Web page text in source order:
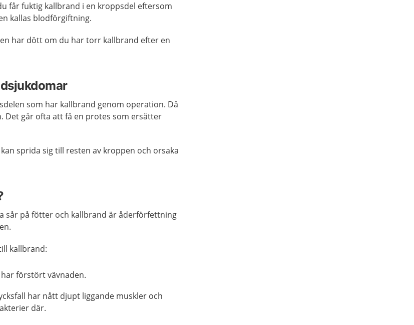
får fuktig kallbrand i en kroppsdel eftersom
kallas blodförgiftning.
har dött om du har torr kallbrand efter en
som har kallbrand genom operation. Då
Det går ofta att få en protes som ersätter
sprida sig till resten av kroppen och orsaka
sår på fötter och kallbrand är åderförfettning
kallbrand:
förstört vävnaden.
har nått djupt liggande muskler och
där.